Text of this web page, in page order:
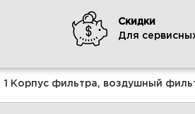
Скидки
Для
1 Корпус фильтра, воздушный